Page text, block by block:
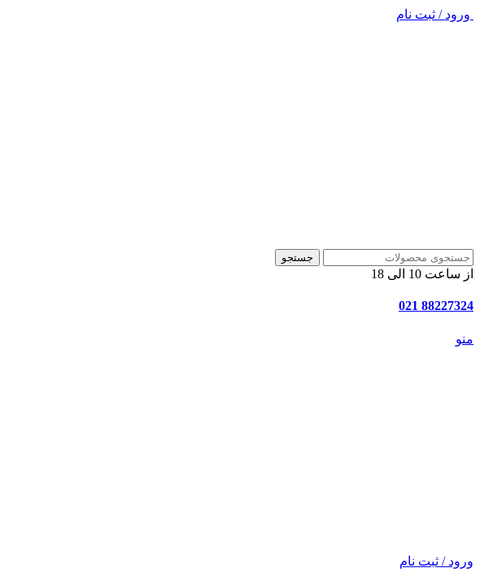
ورود / ثبت نام
جستجو
از ساعت 10 الی 18
88227324 021
منو
ورود / ثبت نام